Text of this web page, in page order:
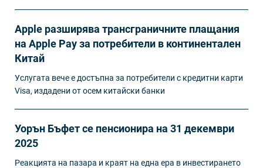
Apple разширява трансграничните плащания
на Apple Pay за потребители в континентален
Китай
Услугата вече е достъпна за потребители с кредитни карти
Visa, издадени от осем китайски банки
Уорън Бъфет се пенсионира на 31 декември
2025
Реакцията на пазара и краят на една ера в инвестирането